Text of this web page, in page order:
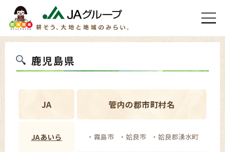
鹿児島県
JA 管内の郡市町村名
JAあいら 霧島市 姶良市 姶良郡湧水町